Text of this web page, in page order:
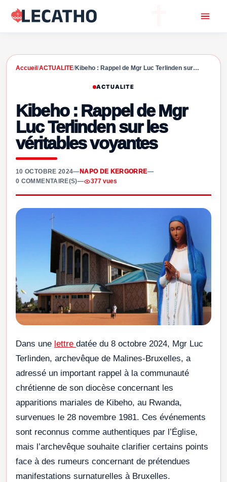
Accueil /ACTUALITE/Kibeho : Rappel de Mgr Luc Terlinden sur…
ACTUALITE
Kibeho : Rappel de Mgr
Luc Terlinden sur les
véritables voyantes
10 OCTOBRE 2024— NAPO DE KERGORRE—
0 COMMENTAIRE(S)— 377 vues
Dans une lettre datée du 8 octobre 2024, Mgr Luc
Terlinden, archevêque de Malines-Bruxelles, a
adressé un important rappel à la communauté
chrétienne de son diocèse concernant les
apparitions mariales de Kibeho, au Rwanda,
survenues le 28 novembre 1981. Ces événements
sont reconnus comme authentiques par l’Église,
mais l’archevêque souhaite clarifier certains points
face à des rumeurs concernant de prétendues
manifestations surnaturelles à Bruxelles.